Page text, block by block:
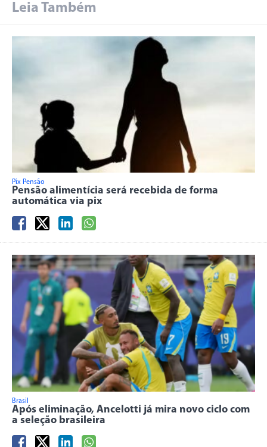
Leia Também
Pix Pensão
Pensão alimentícia será recebida de forma
automática via pix
Brasil
Após eliminação, Ancelotti já mira novo ciclo com
a seleção brasileira